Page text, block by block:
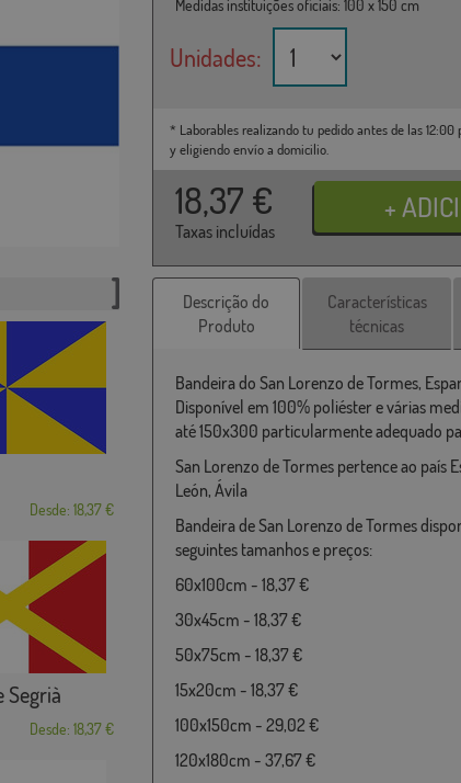
Medidas instituições oficiais: 100 x 150 cm
Unidades:
* Laborables realizando tu pedido antes de las
y eligiendo envío a domicilio.
18,37 €
Taxas incluídas
Desde: 18,37 €
Segrià
Desde: 18,37 €
Descrição do
Produto
Características
técnicas
Bandeira do San Lorenzo de Tormes,
Disponível em 100% poliéster e várias
até 150x300 particularmente adequado
San Lorenzo de Tormes pertence ao país
León, Ávila
Bandeira de San Lorenzo de Tormes
seguintes tamanhos e preços:
60x100cm - 18,37 €
30x45cm - 18,37 €
50x75cm - 18,37 €
15x20cm - 18,37 €
100x150cm - 29,02 €
120x180cm - 37,67 €